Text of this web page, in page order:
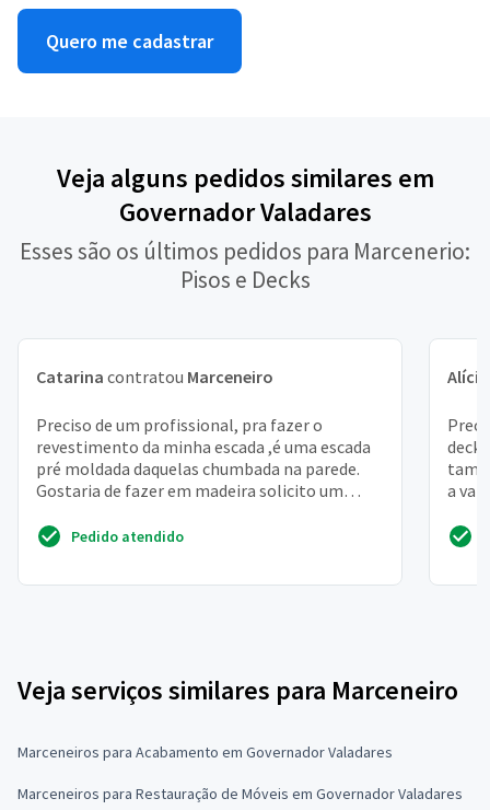
Quero me cadastrar
Veja alguns pedidos similares em
Governador Valadares
Esses são os últimos pedidos para Marcenerio:
Pisos e Decks
Catarina contratou Marceneiro
Preciso de um profissional, pra fazer o
revestimento da minha escada ,é uma escada
pré moldada daquelas chumbada na parede.
Gostaria de fazer em madeira solicito um
Pedido atendido
Alícia
deck
a
Veja serviços similares para Marceneiro
Marceneiros para Acabamento em Governador Valadares
Marceneiros para Restauração de Móveis em Governador Valadares